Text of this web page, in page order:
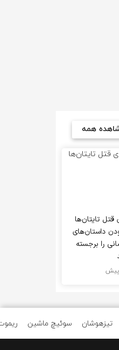
همه
قتل تایتان‌ها
داستان‌های
را برجسته
سوئیچ ماشین تیزهوشان